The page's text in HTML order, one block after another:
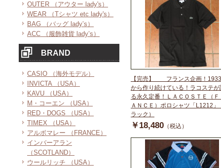
OUTER （アウター lady's）
WEAR （Tシャツ etc lady's）
BAG （バッグ lady’s）
ACC （服飾雑貨 lady’s）
BRAND
CASIO （海外モデル）
INVICTA （USA）
KAVU （USA）
M・コーエン （USA）
RED・DOGS （USA）
TIMEX （USA）
アルボマレー （FRANCE）
インバーアラン
（SCOTLAND）
ウールリッチ （USA）
【完売】 フランス企画！
から作り続けている！ラコステが
る永久定番！ＬＡＣＯＳＴＥ（Ｆ
ＡＮＣＥ）ポロシャツ「L1212」
ラック）
￥18,480 （税込）